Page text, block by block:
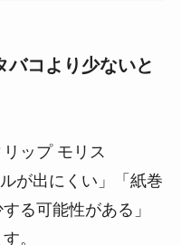
バコより少ないと
ップ モリス
が出にくい」「紙巻
る可能性がある」
。